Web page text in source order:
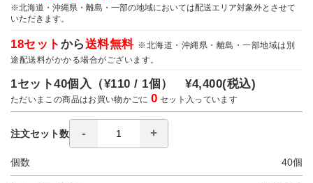
※北海道・沖縄県・離島・一部の地域においては配送エリア対象外とさせて
いただきます。
18セット から送料無料 ※北海道・沖縄県・離島・一部地域は別
途配送料がかかる場合がございます。
1セット40個入（¥110 / 1個）¥4,400(税込)
ただいまこの商品はお買い物かごに0 セット入っています
注文セット数
個数 40個